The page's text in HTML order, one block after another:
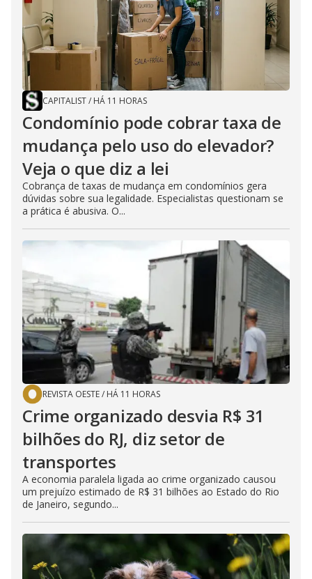
CAPITALIST/ HÁ 11 HORAS
Condomínio pode cobrar taxa de
mudança pelo uso do elevador?
Veja o que diz a lei
Cobrança de taxas de mudança em condomínios gera
dúvidas sobre sua legalidade. Especialistas questionam se
a prática é abusiva. O...
REVISTA OESTE/ HÁ 11 HORAS
Crime organizado desvia R$ 31
bilhões do RJ, diz setor de
transportes
A economia paralela ligada ao crime organizado causou
um prejuízo estimado de R$ 31 bilhões ao Estado do Rio
de Janeiro, segundo...